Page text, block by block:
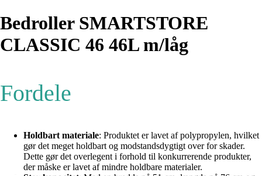
Bedroller SMARTSTORE
CLASSIC 46 46L m/låg
Fordele
Holdbart materiale: Produktet er lavet af polypropylen, hvilket
gør det meget holdbart og modstandsdygtigt over for skader.
Dette gør det overlegent i forhold til konkurrerende produkter,
der måske er lavet af mindre holdbare materialer.